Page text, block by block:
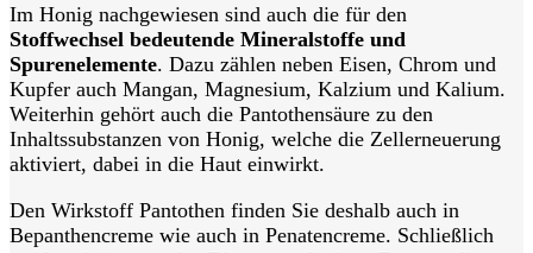
Im Honig nachgewiesen sind auch die für den
Stoffwechsel bedeutende Mineralstoffe und
Spurenelemente. Dazu zählen neben Eisen, Chrom und
Kupfer auch Mangan, Magnesium, Kalzium und Kalium.
Weiterhin gehört auch die Pantothensäure zu den
Inhaltssubstanzen von Honig, welche die Zellerneuerung
aktiviert, dabei in die Haut einwirkt.
Den Wirkstoff Pantothen finden Sie deshalb auch in
Bepanthencreme wie auch in Penatencreme. Schließlich